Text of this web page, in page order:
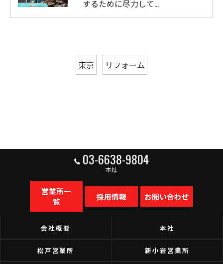
するために尽力して…
東京 リフォーム
03-6638-9804
本社
営業所一
覧
採用情報 お問い合わせ
会社概要 本社
松戸営業所 新小岩営業所